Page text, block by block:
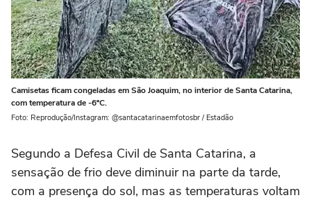
Camisetas ficam congeladas em São Joaquim, no interior de Santa Catarina,
com temperatura de -6ºC.
Foto: Reprodução/Instagram: @santacatarinaemfotosbr / Estadão
Segundo a Defesa Civil de Santa Catarina, a
sensação de frio deve diminuir na parte da tarde,
com a presença do sol, mas as temperaturas voltam